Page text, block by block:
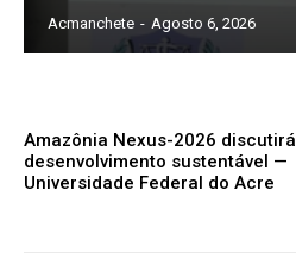
Acmanchete - Agosto 6, 2026
Amazônia Nexus-2026 discutirá
desenvolvimento sustentável —
Universidade Federal do Acre